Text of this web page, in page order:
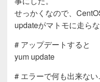
k
せっかくなので、
updateがマトモに走らな
# アップデートすると
yum update
# エラーで何も出来ない